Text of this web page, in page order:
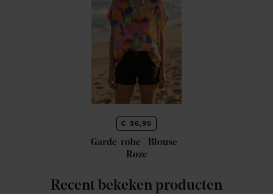
€ 36,95
Garde-robe - Blouse -
Roze
Recent bekeken producten